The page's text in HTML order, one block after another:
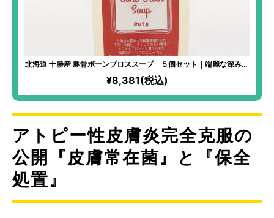
北海道 十勝産 豚骨ボーンブロススープ ５個セット｜端麗な深みの
ある味わい スープだけでおいしい満腹感
¥8,381(税込)
アトピー性皮膚炎完全克服の
公開『皮膚常在菌』と『保全
処置』